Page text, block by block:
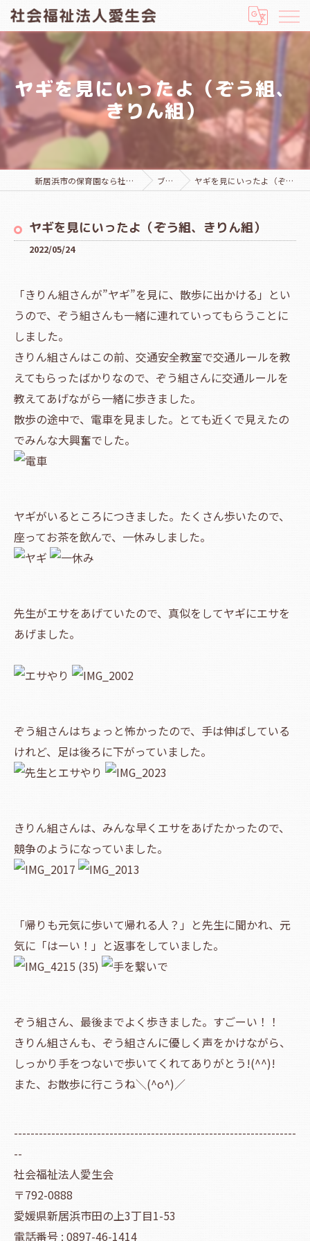
ヤギを見にいったよ（ぞう組、
きりん組）
新居浜市の保育園なら社会福祉法人愛生会 ブログ ヤギを見にいったよ（ぞう組、きりん組）
ヤギを見にいったよ（ぞう組、きりん組）
2022/05/24
「きりん組さんが”ヤギ”を見に、散歩に出かける」とい
うので、ぞう組さんも一緒に連れていってもらうことに
しました。
きりん組さんはこの前、交通安全教室で交通ルールを教
えてもらったばかりなので、ぞう組さんに交通ルールを
教えてあげながら一緒に歩きました。
散歩の途中で、電車を見ました。とても近くで見えたの
でみんな大興奮でした。
ヤギがいるところにつきました。たくさん歩いたので、
座ってお茶を飲んで、一休みしました。
先生がエサをあげていたので、真似をしてヤギにエサを
あげました。
ぞう組さんはちょっと怖かったので、手は伸ばしている
けれど、足は後ろに下がっていました。
きりん組さんは、みんな早くエサをあげたかったので、
競争のようになっていました。
「帰りも元気に歩いて帰れる人？」と先生に聞かれ、元
気に「はーい！」と返事をしていました。
ぞう組さん、最後までよく歩きました。すごーい！！
きりん組さんも、ぞう組さんに優しく声をかけながら、
しっかり手をつないで歩いてくれてありがとう!(^^)!
また、お散歩に行こうね＼(^o^)／
--------------------------------------------------------------------
--
社会福祉法人愛生会
〒792-0888
愛媛県新居浜市田の上3丁目1-53
電話番号 : 0897-46-1414